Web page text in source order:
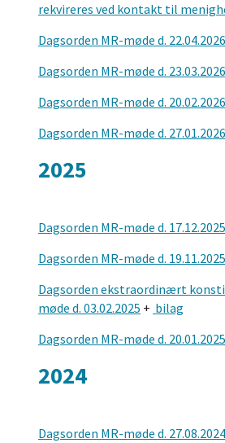
rekvireres ved kontakt til
Dagsorden MR-møde d. 22.04.2026
Dagsorden MR-møde d. 23.03.2026
Dagsorden MR-møde d. 20.02.2026
Dagsorden MR-møde d. 27.01.2026
2025
Dagsorden MR-møde d. 17.12.2025
Dagsorden MR-møde d. 19.11.2025
Dagsorden ekstraordinært
møde d. 03.02.2025 + bilag
Dagsorden MR-møde d. 20.01.2025
2024
Dagsorden MR-møde d. 27.08.2024